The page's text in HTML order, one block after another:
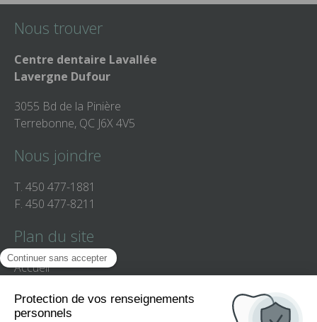
Nous trouver
Centre dentaire Lavallée
Lavergne Dufour
3055 Bd de la Pinière
Terrebonne, QC J6X 4V5
Nous joindre
T. 450 477-1881
F. 450 477-8211
Plan du site
Accueil
Clinique
Services